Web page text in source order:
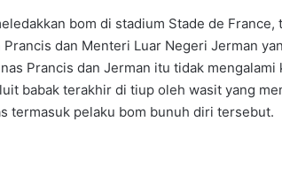
bom di stadium Stade de
dan Menteri Luar Negeri Jerman
Prancis dan Jerman itu tidak
babak terakhir di tiup oleh wasit yang
termasuk pelaku bom bunuh diri tersebut.